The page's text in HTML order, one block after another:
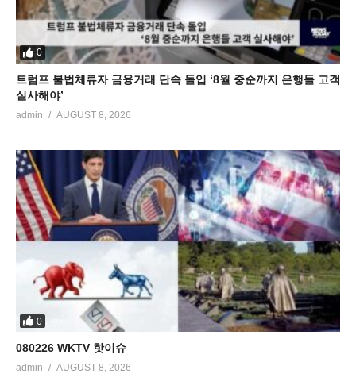
0
트럼프 불법체류자 금융거래 단속 돌입 ‘8월 중순까지 은행들 고객
실사해야’
admin AUGUST 8, 2026
0
080226 WKTV 핫이슈
admin AUGUST 8, 2026